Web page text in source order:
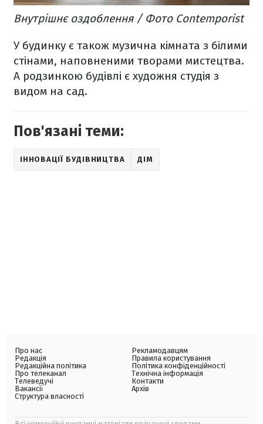
Внутрішнє оздоблення / Фото Сontemporist
У будинку є також музична кімната з білими
стінами, наповненими творами мистецтва.
А родзинкою будівлі є художня студія з
видом на сад.
Пов'язані теми:
ІННОВАЦІЇ БУДІВНИЦТВА ДІМ
Про нас
Редакція
Редакційна політика
Про телеканал
Телеведучі
Вакансії
Структура власності
Рекламодавцям
Правила користування
Політика конфіденційності
Технічна інформація
Контакти
Архів